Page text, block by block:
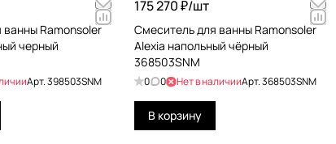
Ramonsoler
черный
Арт.398503SNM
175 270 ₽/шт
Смеситель для ванны Ramonsoler
Alexia напольный чёрный
368503SNM
0 0 Нет в наличииАрт.368503SNM
В корзину